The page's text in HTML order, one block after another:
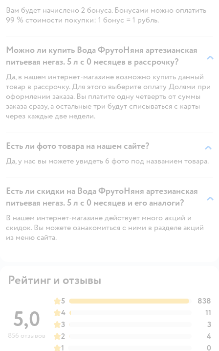
Вам будет начислено 2 бонуса. Бонусами можно оплатить
99 % стоимости покупки: 1 бонус = 1 рубль.
Можно ли купить Вода ФрутоНяня артезианская
питьевая негаз. 5 л с 0 месяцев в рассрочку?
Да, в нашем интернет-магазине возможно купить данный
товар в рассрочку. Для этого выберите оплату Долями при
оформлении заказа. Вы платите одну четверть от суммы
заказа сразу, а остальные три будут списываться с карты
через каждые две недели.
Есть ли фото товара на нашем сайте?
Да, у нас вы можете увидеть 6 фото под названием товара.
Есть ли скидки на Вода ФрутоНяня артезианская
питьевая негаз. 5 л с 0 месяцев и его аналоги?
В нашем интернет-магазине действует много акций и
скидок. Вы можете ознакомиться с ними в разделе акций
из меню сайта.
Рейтинг и отзывы
5,0
856 отзывов
5
838
4
11
3
3
2
4
1
0